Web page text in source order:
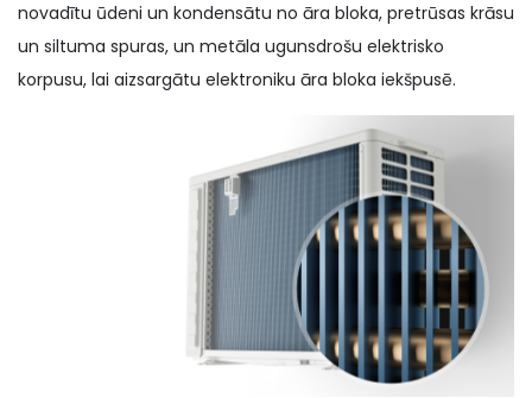
novadītu ūdeni un kondensātu no āra bloka, pretrūsas krāsu
un siltuma spuras, un metāla ugunsdrošu elektrisko
korpusu, lai aizsargātu elektroniku āra bloka iekšpusē.